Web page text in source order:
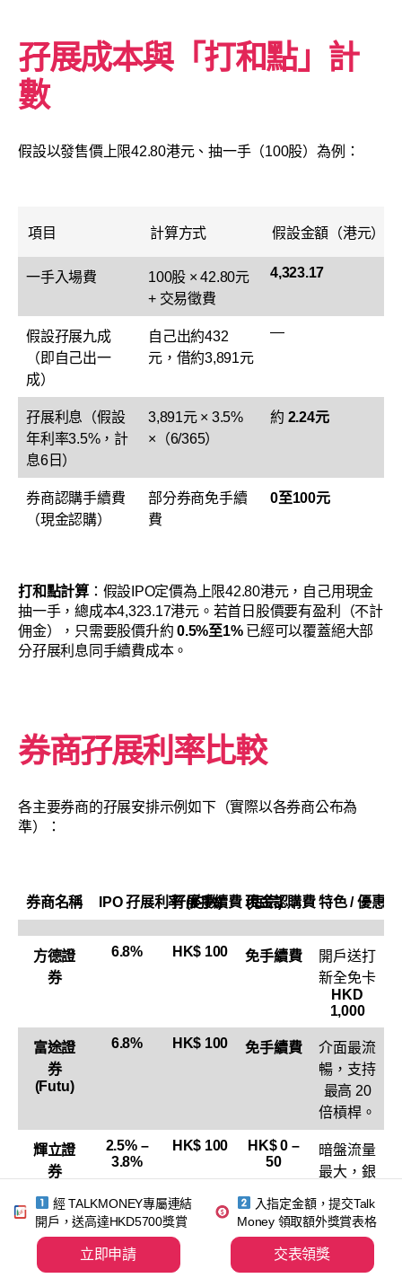
孖展成本與「打和點」計
數
假設以發售價上限42.80港元、抽一手（100股）為例：
項目 計算方式 假設金額（港元）
一手入場費
100股 × 42.80元
+ 交易徵費
4,323.17
假設孖展九成
（即自己出一
成）
自己出約432
元，借約3,891元
—
孖展利息（假設
年利率3.5%，計
息6日）
3,891元 × 3.5%
×（6/365）
約 2.24元
券商認購手續費
（現金認購）
部分券商免手續
費
0至100元
打和點計算：假設IPO定價為上限42.80港元，自己用現金
抽一手，總成本4,323.17港元。若首日股價要有盈利（不計
佣金），只需要股價升約0.5%至1%已經可以覆蓋絕大部
分孖展利息同手續費成本。
券商孖展利率比較
各主要券商的孖展安排示例如下（實際以各券商公布為
準）：
券商名稱 IPO 孖展利率 (約數)孖展手續費 (每宗)
現金認購費特色 / 優惠
方德證
券
6.8% HK$ 100 免手續費
開戶送打
新全免卡
HKD
1,000
富途證
券
(Futu)
6.8% HK$ 100 免手續費
介面最流
暢，支持
最高 20
倍槓桿。
輝立證
券
2.5% –
3.8%
HK$ 100
HK$ 0 –
50
暗盤流量
最大，銀
率通常較
低。
uSMAR
3.98%
HK$ 0 –
免手續費 設有「智
經 TALKMONEY專屬連結
開戶，送高達HKD5700獎賞
立即申請
入指定金額，提交Talk
Money 領取額外獎賞表格
交表領獎